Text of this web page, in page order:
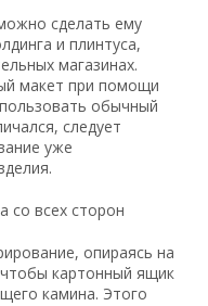
сделать ему
и плинтуса,
магазинах.
макет при помощи
обычный
следует
уже
со всех сторон
опираясь на
картонный ящик
камина. Этого